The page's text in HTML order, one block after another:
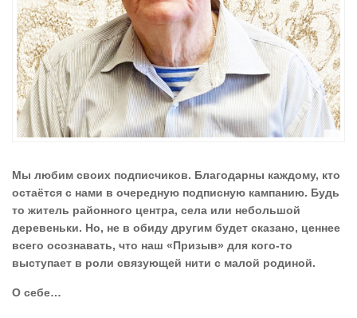
Мы любим своих подписчиков. Благодарны каждому, кто
остаётся с нами в очередную подписную кампанию. Будь
то житель районного центра, села или небольшой
деревеньки. Но, не в обиду другим будет сказано, ценнее
всего осознавать, что наш «Призыв» для кого-то
выступает в роли связующей нити с малой родиной.
О себе…